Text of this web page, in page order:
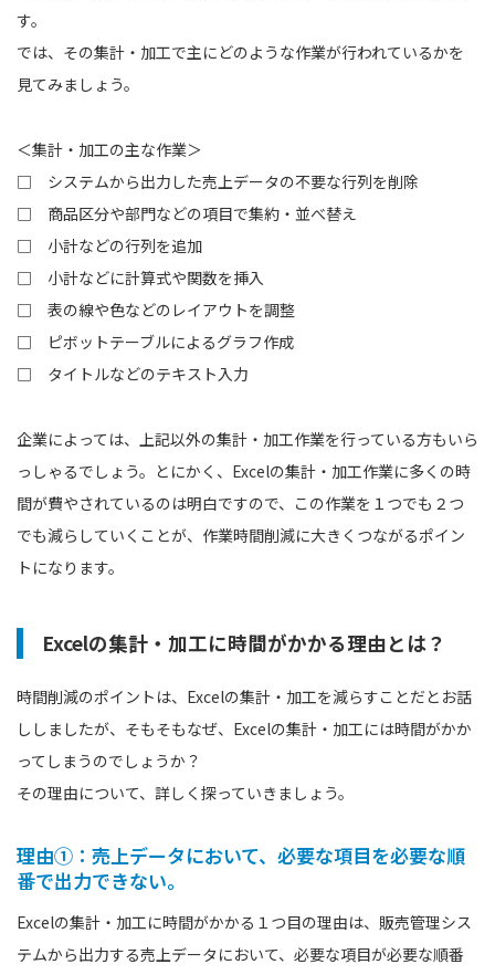
す。
では、その集計・加工で主にどのような作業が行われているかを
見てみましょう。
＜集計・加工の主な作業＞
□ システムから出力した売上データの不要な行列を削除
□ 商品区分や部門などの項目で集約・並べ替え
□ 小計などの行列を追加
□ 小計などに計算式や関数を挿入
□ 表の線や色などのレイアウトを調整
□ ピボットテーブルによるグラフ作成
□ タイトルなどのテキスト入力
企業によっては、上記以外の集計・加工作業を行っている方もいら
っしゃるでしょう。とにかく、Excelの集計・加工作業に多くの時
間が費やされているのは明白ですので、この作業を１つでも２つ
でも減らしていくことが、作業時間削減に大きくつながるポイン
トになります。
Excelの集計・加工に時間がかかる理由とは？
時間削減のポイントは、Excelの集計・加工を減らすことだとお話
ししましたが、そもそもなぜ、Excelの集計・加工には時間がかか
ってしまうのでしょうか？
その理由について、詳しく探っていきましょう。
理由①：売上データにおいて、必要な項目を必要な順
番で出力できない。
Excelの集計・加工に時間がかかる１つ目の理由は、販売管理シス
テムから出力する売上データにおいて、必要な項目が必要な順番